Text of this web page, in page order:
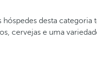
desta
cervejas e uma